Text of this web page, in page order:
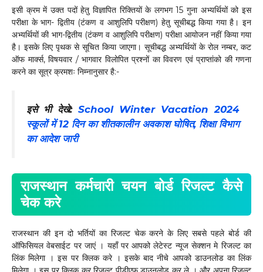
इसी क्रम में उक्त पदों हेतु विज्ञापित रिक्तियों के लगभग 15 गुना अभ्यर्थियों को इस
परीक्षा के भाग- द्वितीय (टंकण व आशुलिपि परीक्षण) हेतु सूचीबद्ध किया गया है। इन
अभ्यर्थियों की भाग-द्वितीय (टंकण व आशुलिपि परीक्षण) परीक्षा आयोजन नहीं किया गया
है। इसके लिए पृथक से सूचित किया जाएगा। सूचीबद्ध अभ्यर्थियों के रोल नम्बर, कट
ऑफ मार्क्स, विषयवार / भागवार विलोपित प्रश्नों का विवरण एवं प्राप्तांको की गणना
करने का सूत्र क्रमशः निम्नानुसार है:-
इसे भी देखे: School Winter Vacation 2024
स्कूलों में 12 दिन का शीतकालीन अवकाश घोषित, शिक्षा विभाग
का आदेश जारी
राजस्थान कर्मचारी चयन बोर्ड रिजल्ट कैसे
चेक करे
राजस्थान की इन दो भर्तियों का रिजल्ट चेक करने के लिए सबसे पहले बोर्ड की
ऑफिसियल वेबसाईट पर जाएं । यहाँ पर आपको लेटेस्ट न्यूज सेक्शन मे रिजल्ट का
लिंक मिलेगा । इस पर क्लिक करे । इसके बाद नीचे आपको डाउनलोड का लिंक